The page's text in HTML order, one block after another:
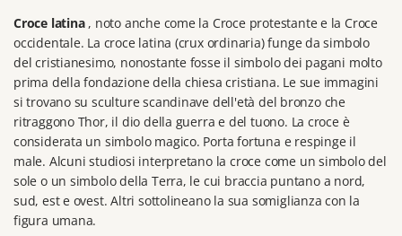
Croce latina, noto anche come la Croce protestante e la Croce
occidentale. La croce latina (crux ordinaria) funge da simbolo
del cristianesimo, nonostante fosse il simbolo dei pagani molto
prima della fondazione della chiesa cristiana. Le sue immagini
si trovano su sculture scandinave dell'età del bronzo che
ritraggono Thor, il dio della guerra e del tuono. La croce è
considerata un simbolo magico. Porta fortuna e respinge il
male. Alcuni studiosi interpretano la croce come un simbolo del
sole o un simbolo della Terra, le cui braccia puntano a nord,
sud, est e ovest. Altri sottolineano la sua somiglianza con la
figura umana.